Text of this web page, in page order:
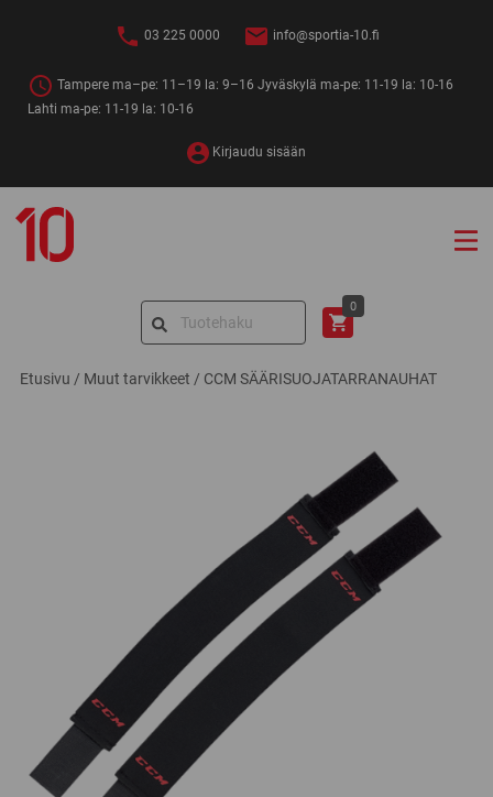
03 225 0000 info@sportia-10.fi
Tampere ma–pe: 11–19 la: 9–16 Jyväskylä ma-pe: 11-19 la: 10-16
Lahti ma-pe: 11-19 la: 10-16
Kirjaudu sisään
10
Search
0
Etusivu / Muut tarvikkeet / CCM SÄÄRISUOJATARRANAUHAT